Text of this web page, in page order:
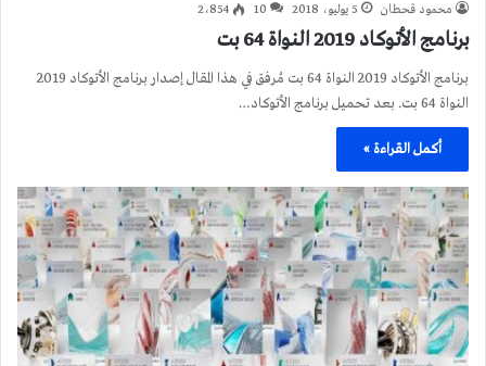
محمود قحطان 5 يوليو، 2018 10 2٬854
برنامج الأتوكاد 2019 النواة 64 بت
برنامج الأتوكاد 2019 النواة 64 بت مُرفق في هذا المقال إصدار برنامج الأتوكاد 2019
النواة 64 بت. بعد تحميل برنامج الأتوكاد…
أكمل القراءة »